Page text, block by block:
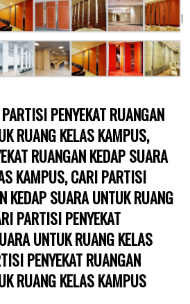
PENYEKAT RUANGAN
RUANG KELAS KAMPUS,
RUANGAN KEDAP SUARA
KAMPUS, CARI PARTISI
KEDAP SUARA UNTUK RUANG
PARTISI PENYEKAT
UNTUK RUANG KELAS
PENYEKAT RUANGAN
RUANG KELAS KAMPUS